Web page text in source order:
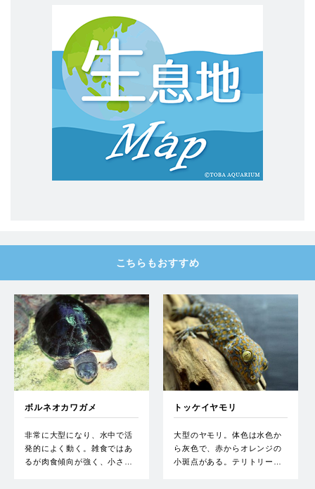
こちらもおすすめ
ボルネオカワガメ
非常に大型になり、水中で活
発的によく動く。雑食ではあ
るが肉食傾向が強く、小さ…
トッケイヤモリ
大型のヤモリ。体色は水色か
ら灰色で、赤からオレンジの
小斑点がある。テリトリー…